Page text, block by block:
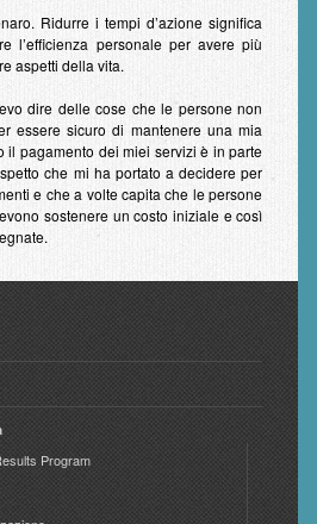
Ridurre i tempi d’azione significa
l’efficienza personale per avere più
aspetti della vita.
dire delle cose che le persone non
essere sicuro di mantenere una mia
il pagamento dei miei servizi è in parte
che mi ha portato a decidere per
e che a volte capita che le persone
sostenere un costo iniziale e così
Program